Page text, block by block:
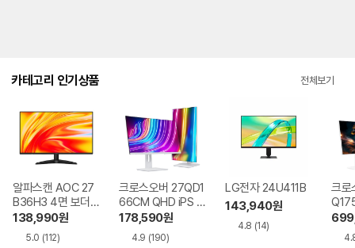
카테고리 인기상품 전체보기
알파스캔 AOC 27
B36H3 4면 보더리
스 IPS 120 시력보
호 무결점
138,990원
5.0 (112)
크로스오버 27QD1
66CM QHD iPS U
SB-C 화이트 Ai 멀
티스탠드
178,590원
4.9 (190)
LG전자 24U411B
143,940원
4.8 (14)
크로
Ai